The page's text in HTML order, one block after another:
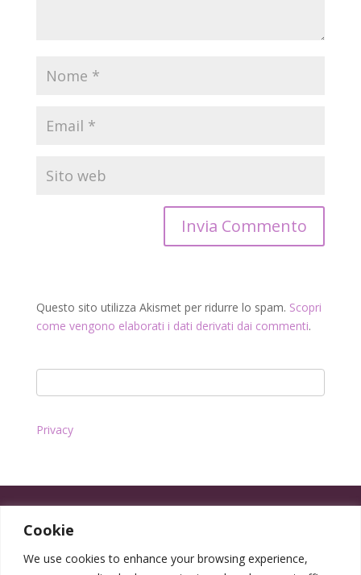
Cookie
We use cookies to enhance your browsing experience,
Questo sito utilizza Akismet per ridurre lo spam. Scopri
come vengono elaborati i dati derivati dai commenti.
Privacy